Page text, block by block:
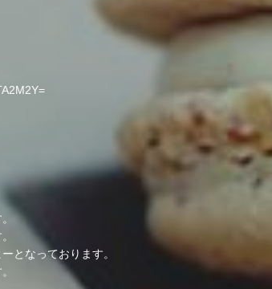
となっております。